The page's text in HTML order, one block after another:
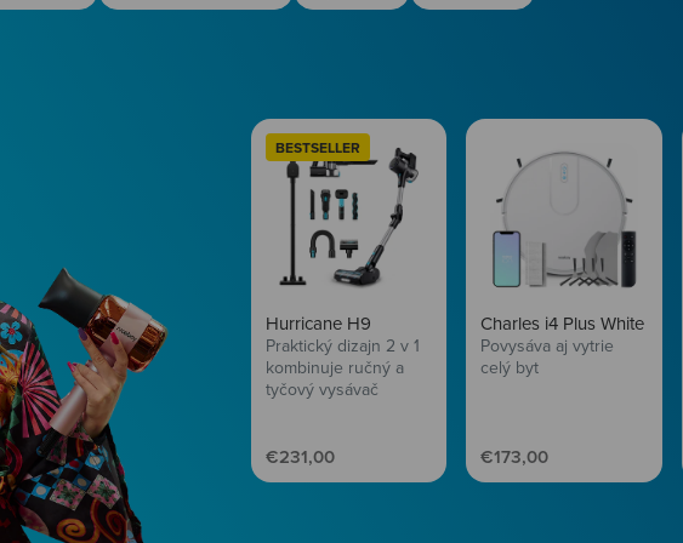
BESTSELLER
Hurricane H9
Praktický dizajn 2 v 1
kombinuje ručný a
tyčový vysávač
Predajná cena
€231,00
Charles i4 Plus White
Povysáva aj vytrie
celý byt
Predajná cena
€173,00
Starostlivosť o vlasy